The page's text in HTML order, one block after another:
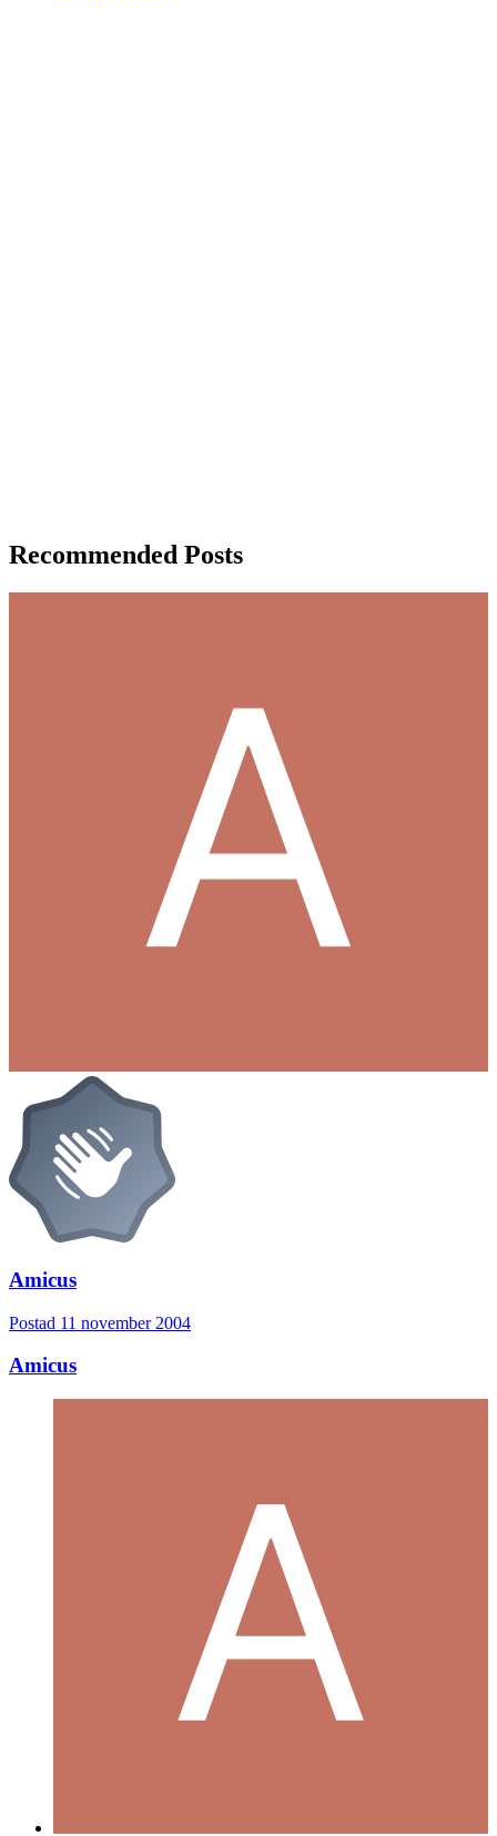
Recommended Posts
Amicus
Postad 11 november 2004
Amicus